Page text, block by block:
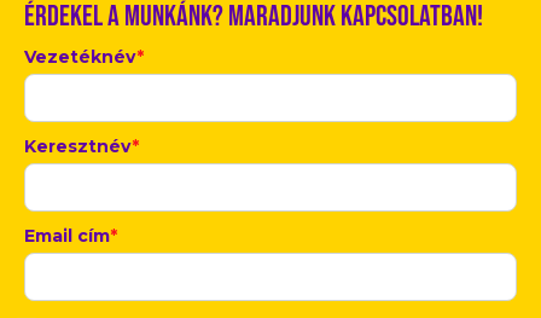
Érdekel a munkánk? Maradjunk kapcsolatban!
Vezetéknév*
Keresztnév*
Email cím*